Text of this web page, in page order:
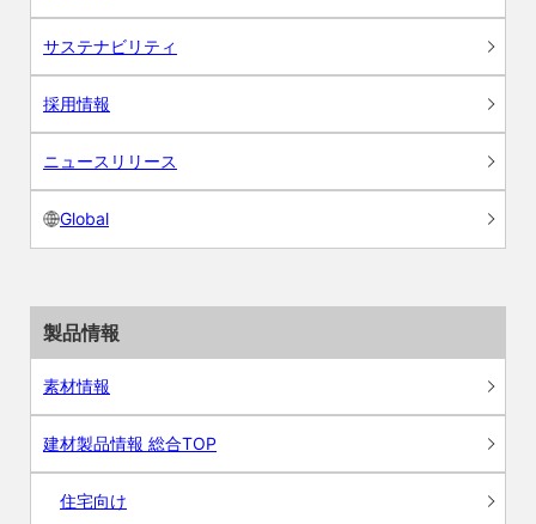
サステナビリティ
採用情報
ニュースリリース
Global
製品情報
素材情報
建材製品情報 総合TOP
住宅向け